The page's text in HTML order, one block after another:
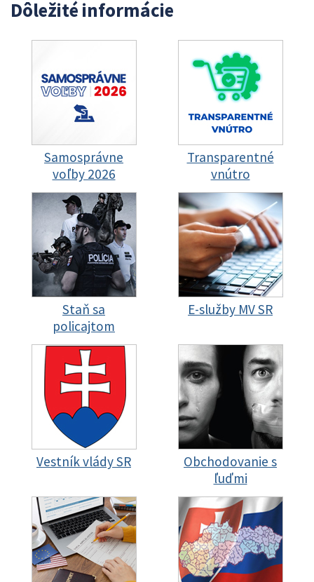
Dôležité informácie
Samosprávne
voľby 2026
Transparentné
vnútro
Staň sa
policajtom
E-služby MV SR
Vestník vlády SR
Obchodovanie s
ľuďmi